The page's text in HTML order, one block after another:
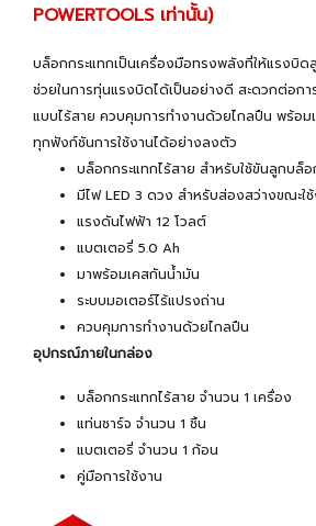
POWERTOOLS เท่านั้น)
บล็อกกระแทกเป็นเครื่องมือทรงพลังที่ให้แรงบิ
ช่วยในการทุ่นแรงบิดได้เป็นอย่างดี สะดวกต่อกา
แบบไร้สาย ควบคุมการทำงานด้วยไกลปืน พร้อ
ทุกฟังก์ชันการใช้งานได้อย่างลงตัว
บล็อกกระแทกไร้สาย สำหรับใช้ขันลูกบล็อ
มีไฟ LED 3 ดวง สำหรับส่องสว่างขณะใ
แรงดันไฟฟ้า 12 โวลต์
แบตเตอรี่ 5.0 Ah
มาพร้อมเคสกันน้ำมัน
ระบบมอเตอร์ไร้แปรงถ่าน
ควบคุมการทำงานด้วยไกลปืน
อุปกรณ์ภายในกล่อง
บล็อกกระแทกไร้สาย จำนวน 1 เครื่อง
แท่นชาร์จ จำนวน 1 ชิ้น
แบตเตอรี่ จำนวน 1 ก้อน
คู่มือการใช้งาน